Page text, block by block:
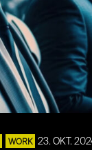
WORK 23. OKT.